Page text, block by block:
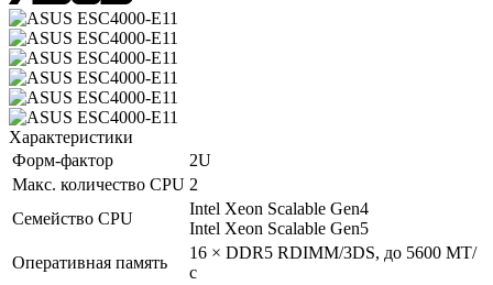
Характеристики
Форм-фактор
2U
Макс. количество CPU 2
Семейство CPU
Intel Xeon Scalable Gen4
Intel Xeon Scalable Gen5
Оперативная память
16 × DDR5 RDIMM/3DS, до 5600 МТ/
с